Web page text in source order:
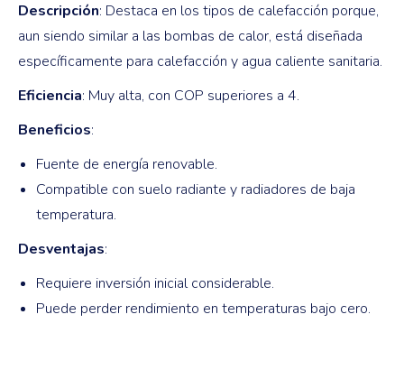
Descripción: Destaca en los tipos de calefacción porque,
aun siendo similar a las bombas de calor, está diseñada
específicamente para calefacción y agua caliente sanitaria.
Eficiencia: Muy alta, con COP superiores a 4.
Beneficios:
Fuente de energía renovable.
Compatible con suelo radiante y radiadores de baja
temperatura.
Desventajas:
Requiere inversión inicial considerable.
Puede perder rendimiento en temperaturas bajo cero.